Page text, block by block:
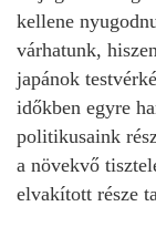
kellene
várhatunk,
japánok
időkben egyre
politikusaink
a növekvő
elvakított része